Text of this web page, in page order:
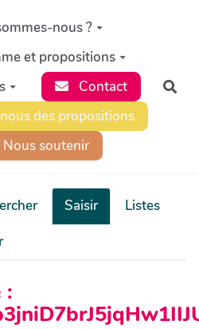
nous ?
et propositions
Contact
des propositions
Nous soutenir
Saisir
Listes
: